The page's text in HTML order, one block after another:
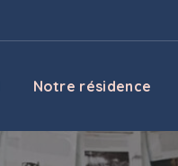
Notre résidence
Contact